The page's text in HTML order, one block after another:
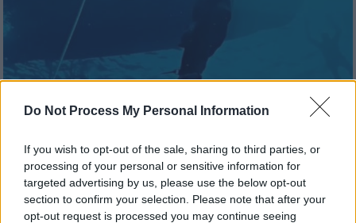
Do Not Process My Personal Information
If you wish to opt-out of the sale, sharing to third parties, or
processing of your personal or sensitive information for
targeted advertising by us, please use the below opt-out
section to confirm your selection. Please note that after your
opt-out request is processed you may continue seeing
Έσπασε το παγκόσμιο ρεκόρ στην
ελεύθερη κατάδυση: Ο Alexey
Molchanov κατέβηκε στα 125 μέτρα με
μια ανάσα